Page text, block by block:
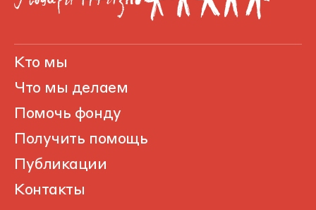
Кто мы
Что мы делаем
Помочь фонду
Получить помощь
Публикации
Контакты